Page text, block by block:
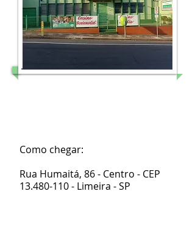
Como chegar:
Rua Humaitá, 86 - Centro - CEP
13.480-110- Limeira - SP